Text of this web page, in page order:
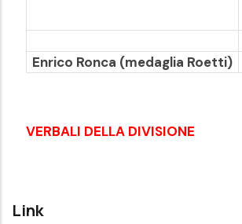
Enrico Ronca (medaglia Roetti)
VERBALI DELLA DIVISIONE
Link